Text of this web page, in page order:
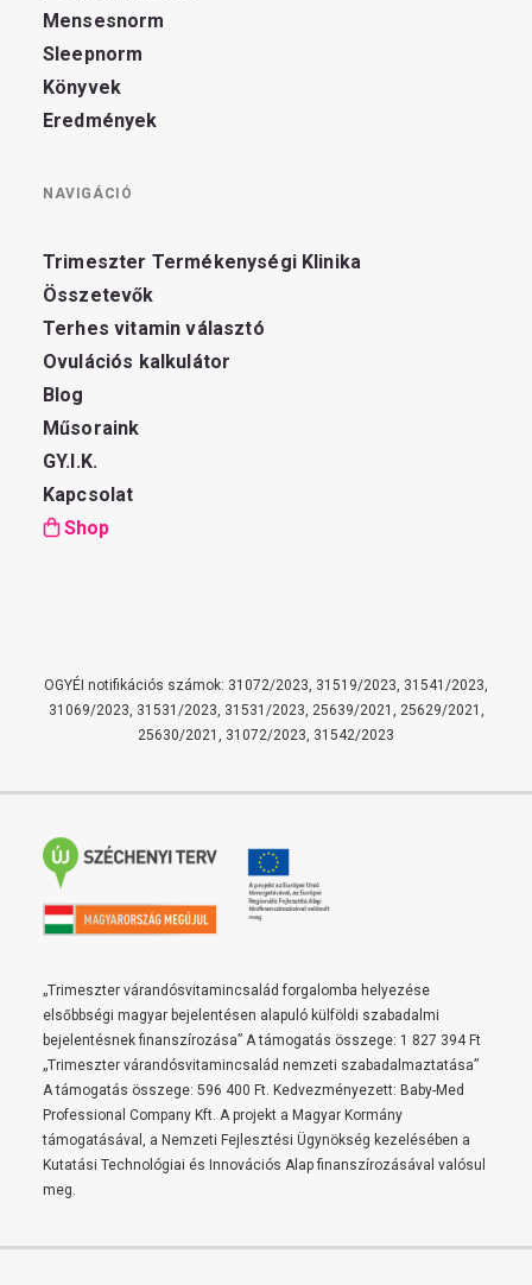
Mensesnorm
Sleepnorm
Könyvek
Eredmények
NAVIGÁCIÓ
Trimeszter Termékenységi Klinika
Összetevők
Terhes vitamin választó
Ovulációs kalkulátor
Blog
Műsoraink
GY.I.K.
Kapcsolat
Shop
OGYÉI notifikációs számok: 31072/2023, 31519/2023, 31541/2023,
31069/2023, 31531/2023, 31531/2023, 25639/2021, 25629/2021,
25630/2021, 31072/2023, 31542/2023
„Trimeszter várandósvitamincsalád forgalomba helyezése
elsőbbségi magyar bejelentésen alapuló külföldi szabadalmi
bejelentésnek finanszírozása” A támogatás összege: 1 827 394 Ft
„Trimeszter várandósvitamincsalád nemzeti szabadalmaztatása”
A támogatás összege: 596 400 Ft. Kedvezményezett: Baby-Med
Professional Company Kft. A projekt a Magyar Kormány
támogatásával, a Nemzeti Fejlesztési Ügynökség kezelésében a
Kutatási Technológiai és Innovációs Alap finanszírozásával valósul
meg.